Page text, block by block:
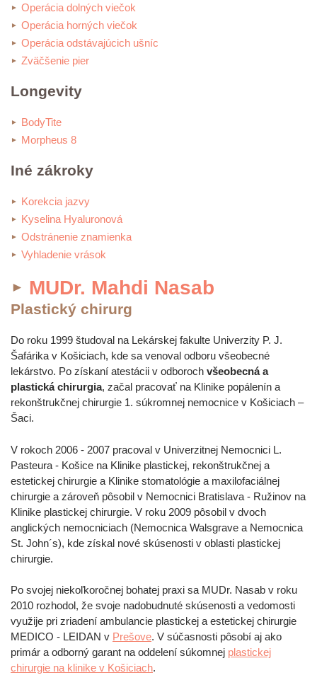
Operácia dolných viečok
Operácia horných viečok
Operácia odstávajúcich ušníc
Zväčšenie pier
Longevity
BodyTite
Morpheus 8
Iné zákroky
Korekcia jazvy
Kyselina Hyaluronová
Odstránenie znamienka
Vyhladenie vrások
MUDr. Mahdi Nasab
Plastický chirurg
Do roku 1999 študoval na Lekárskej fakulte Univerzity P. J.
Šafárika v Košiciach, kde sa venoval odboru všeobecné
lekárstvo. Po získaní atestácii v odboroch všeobecná a
plastická chirurgia, začal pracovať na Klinike popálenín a
rekonštrukčnej chirurgie 1. súkromnej nemocnice v Košiciach –
Šaci.
V rokoch 2006 - 2007 pracoval v Univerzitnej Nemocnici L.
Pasteura - Košice na Klinike plastickej, rekonštrukčnej a
estetickej chirurgie a Klinike stomatológie a maxilofaciálnej
chirurgie a zároveň pôsobil v Nemocnici Bratislava - Ružinov na
Klinike plastickej chirurgie. V roku 2009 pôsobil v dvoch
anglických nemocniciach (Nemocnica Walsgrave a Nemocnica
St. John´s), kde získal nové skúsenosti v oblasti plastickej
chirurgie.
Po svojej niekoľkoročnej bohatej praxi sa MUDr. Nasab v roku
2010 rozhodol, že svoje nadobudnuté skúsenosti a vedomosti
využije pri zriadení ambulancie plastickej a estetickej chirurgie
MEDICO - LEIDAN v Prešove. V súčasnosti pôsobí aj ako
primár a odborný garant na oddelení súkomnej plastickej
chirurgie na klinike v Košiciach.